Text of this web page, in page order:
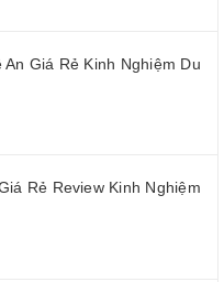
An Giá Rẻ Kinh Nghiệm Du
Rẻ Review Kinh Nghiệm